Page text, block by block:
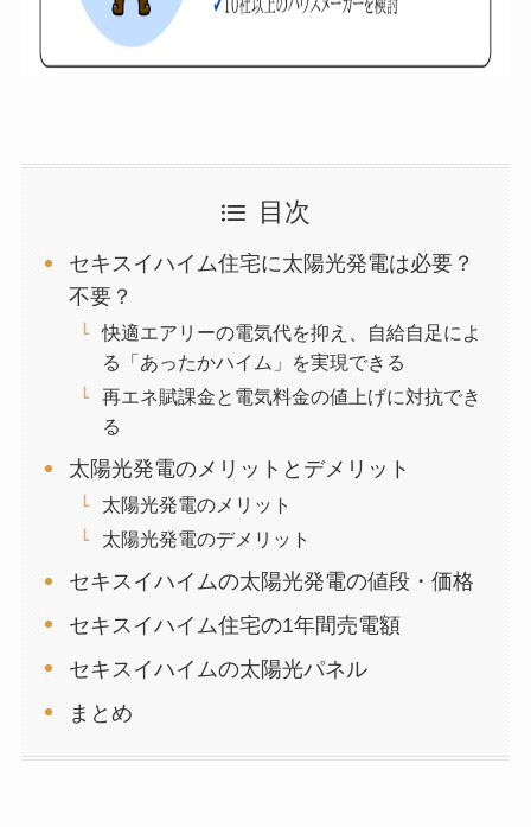
目次
セキスイハイム住宅に太陽光発電は必要？
不要？
快適エアリーの電気代を抑え、自給自足によ
る「あったかハイム」を実現できる
再エネ賦課金と電気料金の値上げに対抗でき
る
太陽光発電のメリットとデメリット
太陽光発電のメリット
太陽光発電のデメリット
セキスイハイムの太陽光発電の値段・価格
セキスイハイム住宅の1年間売電額
セキスイハイムの太陽光パネル
まとめ